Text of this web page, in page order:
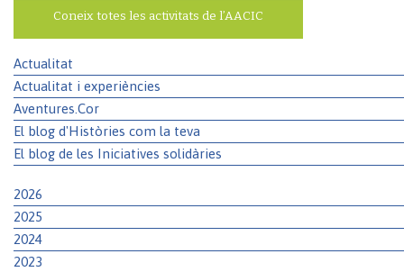
Coneix totes les activitats de l’AACIC
Actualitat
Actualitat i experiències
Aventures.Cor
El blog d'Històries com la teva
El blog de les Iniciatives solidàries
2026
2025
2024
2023